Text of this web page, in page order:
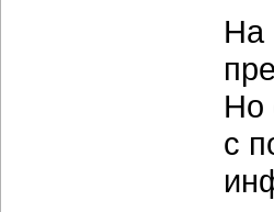
На
Но
с